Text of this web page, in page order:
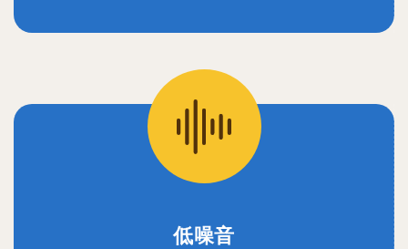
低噪音